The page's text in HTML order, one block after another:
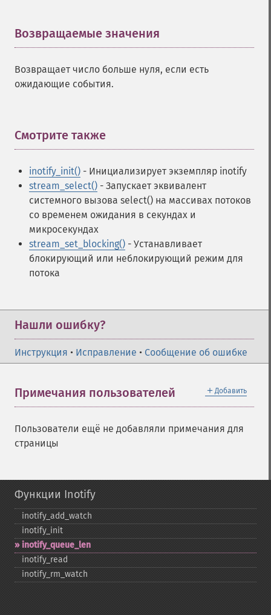
Возвращаемые значения
Возвращает число больше нуля, если есть
ожидающие события.
Смотрите также
inotify_init() - Инициализирует экземпляр inotify
stream_select() - Запускает эквивалент
системного вызова select() на массивах потоков
со временем ожидания в секундах и
микросекундах
stream_set_blocking() - Устанавливает
блокирующий или неблокирующий режим для
потока
Нашли ошибку?
Инструкция • Исправление • Сообщение об ошибке
＋ Добавить
Примечания пользователей
Пользователи ещё не добавляли примечания для
страницы
Функции Inotify
inotify_​add_​watch
inotify_​init
inotify_​queue_​len
inotify_​read
inotify_​rm_​watch